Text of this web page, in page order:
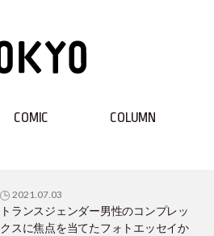
COMIC COLUMN
2021.07.03
トランスジェンダー男性のコンプレッ
クスに焦点を当てたフォトエッセイか